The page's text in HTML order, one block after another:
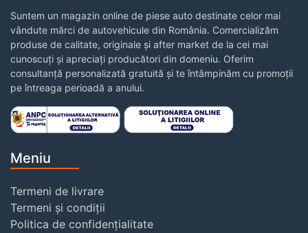
Suntem un magazin online de piese auto destinate celor mai
vândute mărci de autovehicule din România. Comercializăm
produse de calitate, originale și after market de la cei mai
cunoscuți și apreciați producători din domeniu. Oferim
consultanță personalizată gratuită și te întâmpinăm cu promoții
pe întreaga perioadă a anului.
Meniu
Termeni de livrare
Termeni și condiții
Politica de confidențialitate